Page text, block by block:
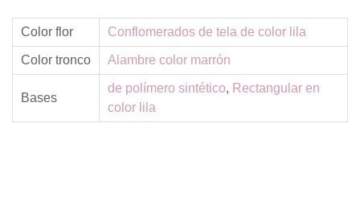
Color flor Conflomerados de tela de color lila
Color tronco Alambre color marrón
Bases
de polímero sintético, Rectangular en
color lila